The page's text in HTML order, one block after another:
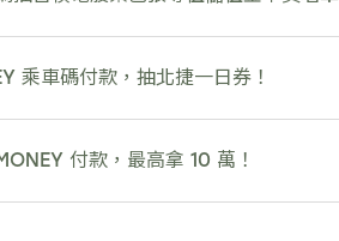
乘車碼付款，抽北捷一日券！
付款，最高拿 10 萬！